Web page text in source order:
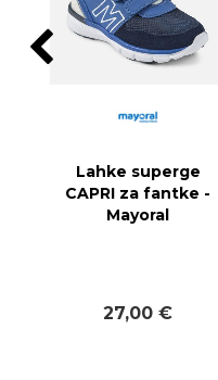
Lahke superge
CAPRI za fantke -
Mayoral
27,00 €